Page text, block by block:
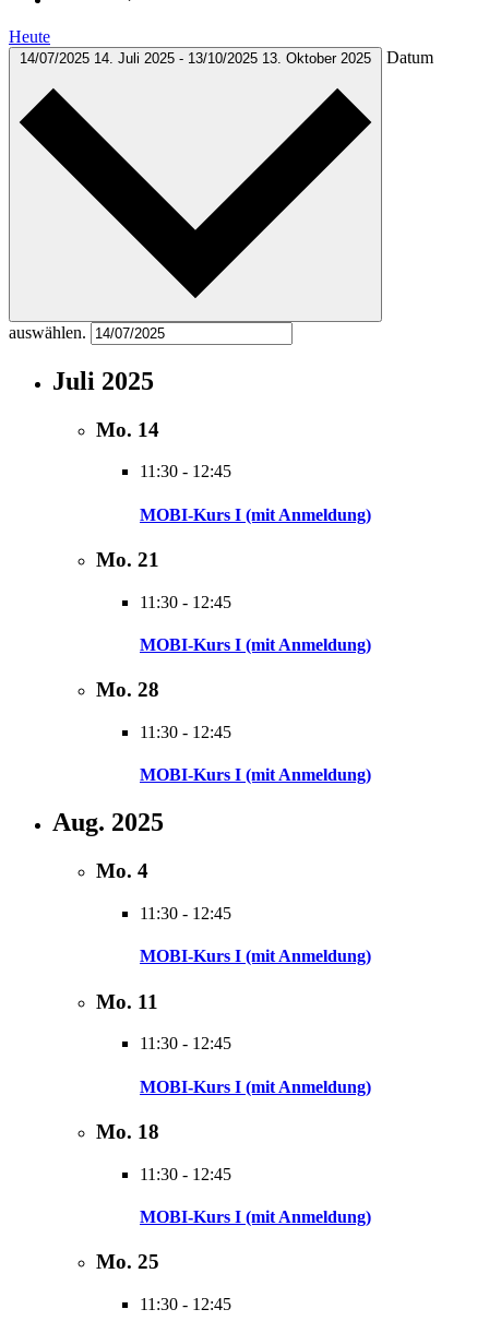
Heute
14/07/2025 14. Juli 2025 - 13/10/2025 13. Oktober 2025 Datum
auswählen.
Juli 2025
Mo. 14
11:30 - 12:45
MOBI-Kurs I (mit Anmeldung)
Mo. 21
11:30 - 12:45
MOBI-Kurs I (mit Anmeldung)
Mo. 28
11:30 - 12:45
MOBI-Kurs I (mit Anmeldung)
Aug. 2025
Mo. 4
11:30 - 12:45
MOBI-Kurs I (mit Anmeldung)
Mo. 11
11:30 - 12:45
MOBI-Kurs I (mit Anmeldung)
Mo. 18
11:30 - 12:45
MOBI-Kurs I (mit Anmeldung)
Mo. 25
11:30 - 12:45